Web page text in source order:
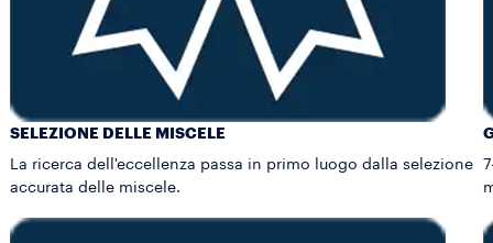
SELEZIONE DELLE MISCELE
La ricerca dell'eccellenza passa in primo luogo dalla selezione
accurata delle miscele.